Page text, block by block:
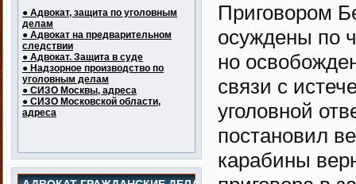
● Адвокат, защита по уголовным
делам
● Адвокат на предварительном
следствии
● Адвокат. Защита в суде
● Надзорное производство по
уголовным делам
● СИЗО Москвы, адреса
● СИЗО Московской области,
адреса
Приговором
осуждены по
но
связи с
уголовной
постановил
карабины